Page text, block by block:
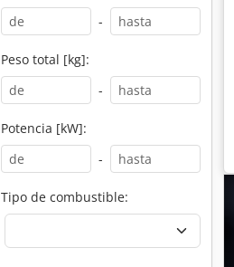
-
Peso total [kg]:
-
Potencia [kW]:
-
Tipo de combustible: